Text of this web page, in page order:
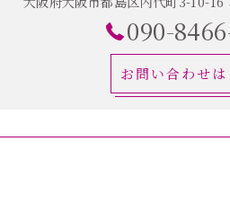
090-
お問い合わせは